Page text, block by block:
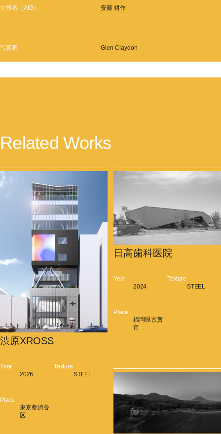
立役者（AIG） 安藤 耕作
写真家 Glen Claydon
Related Works
渋原XROSS
Year
2026
Texture
STEEL
Place
東京都渋谷
区
日高歯科医院
Year
2024
Texture
STEEL
Place
福岡県古賀
市